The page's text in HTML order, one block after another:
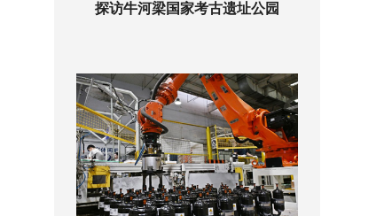
探访牛河梁国家考古遗址公园